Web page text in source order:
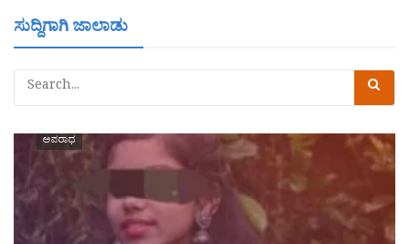
ಸುದ್ದಿಗಾಗಿ ಜಾಲಾಡು
ಅಪರಾಧ